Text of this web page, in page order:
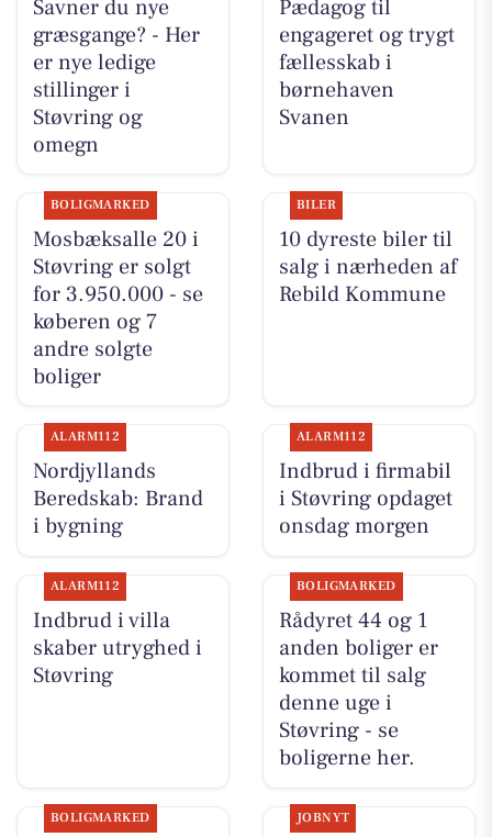
Savner du nye
græsgange? - Her
er nye ledige
stillinger i
Støvring og
omegn
Pædagog til
engageret og trygt
fællesskab i
børnehaven
Svanen
BOLIGMARKED
Mosbæksalle 20 i
Støvring er solgt
for 3.950.000 - se
køberen og 7
andre solgte
boliger
BILER
10 dyreste biler til
salg i nærheden af
Rebild Kommune
ALARM112
Nordjyllands
Beredskab: Brand
i bygning
ALARM112
Indbrud i firmabil
i Støvring opdaget
onsdag morgen
ALARM112
Indbrud i villa
skaber utryghed i
Støvring
BOLIGMARKED
Rådyret 44 og 1
anden boliger er
kommet til salg
denne uge i
Støvring - se
boligerne her.
BOLIGMARKED JOBNYT